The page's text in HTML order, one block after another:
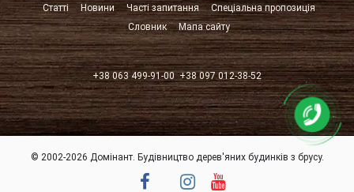
Статті
Новини Часті запитання
Спеціальна пропозиція
Словник
Мапа сайту
+38 063 499-91-00 +38 097 012-38-52
© 2002-2026 Домінант. Будівництво дерев'яних будинків з брусу.